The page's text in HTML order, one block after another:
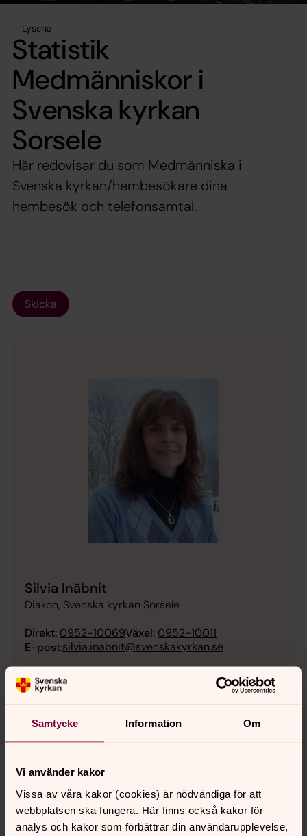
Samtycke Information Om
Vi använder kakor
Vissa av våra kakor (cookies) är nödvändiga för att
webbplatsen ska fungera. Här finns också kakor för
analys och kakor som förbättrar din användarupplevelse,
Lyssna
Statistik
Medmänniskor i
Svenska kyrkan
Sorsele
Här redovisar du som Medmänniska i
Svenska kyrkan/hembesökare dina
hembesök och telefonsamtal.
Skicka
Silvia Inäbnit
Diakon, Svenska kyrkan Sorsele
Direkt: 0952-10069Växel: 0952-10011
E-post:silvia.inabnit@svenskakyrkan.se